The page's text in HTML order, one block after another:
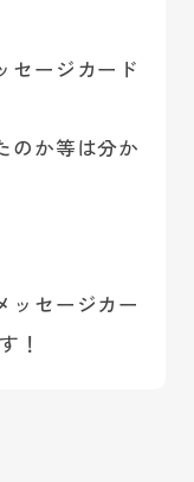
セージカード
のか等は分か
ッセージカー
！